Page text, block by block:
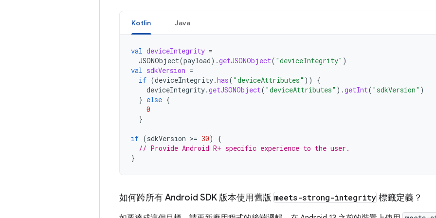
Kotlin Java
val deviceIntegrity =
JSONObject(payload).getJSONObject( "deviceIntegrity" )
val sdkVersion =
if (deviceIntegrity.has( "deviceAttributes" ))
{
deviceIntegrity.getJSONObject( "deviceAttributes" ).getInt( "sdkVersion" )
} else {
0
}
if (sdkVersion >= 30)
{
// Provide Android R+ specific experience to the user.
}
如何跨所有 Android SDK 版本使用舊版 meets-strong-integrity 標籤定義？